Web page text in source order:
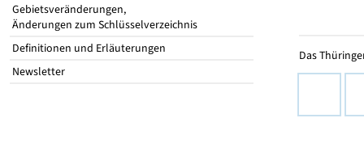
Gebietsveränderungen,
Änderungen zum Schlüsselverzeichnis
Definitionen und Erläuterungen
Newsletter
Das